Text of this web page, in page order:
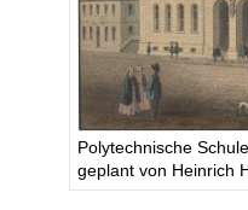
Polytechnische
geplant von Heinrich